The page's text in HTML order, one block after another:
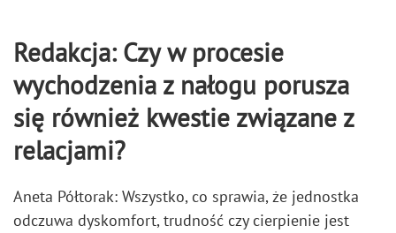
Redakcja: Czy w procesie
wychodzenia z nałogu porusza
się również kwestie związane z
relacjami?
Aneta Półtorak: Wszystko, co sprawia, że jednostka
odczuwa dyskomfort, trudność czy cierpienie jest